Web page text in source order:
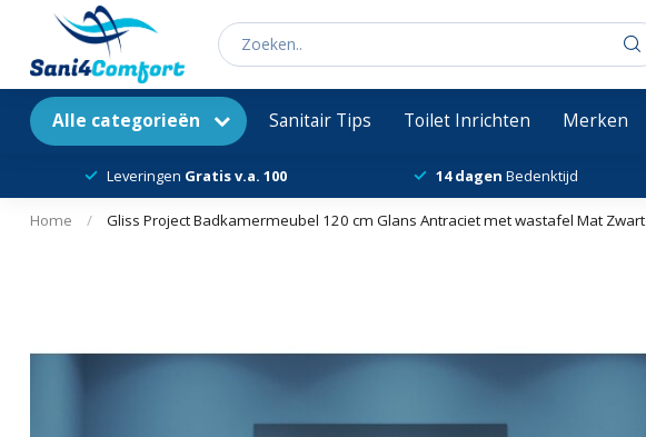
Alle categorieën Sanitair Tips Toilet Inrichten Merken
Leveringen Gratis v.a. 100 14 dagen Bedenktijd
Home / Gliss Project Badkamermeubel 120 cm Glans Antraciet met wastafel Mat Zwart